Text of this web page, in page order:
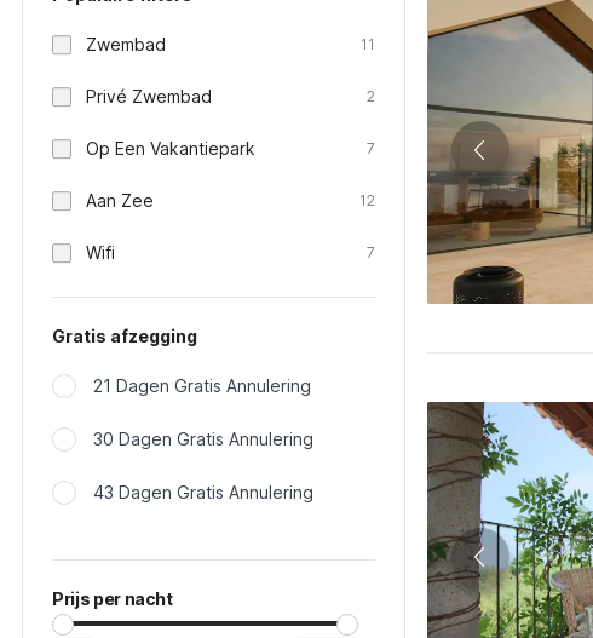
Zwembad 11
Privé Zwembad 2
Op Een Vakantiepark 7
Aan Zee 12
Wifi 7
Gratis afzegging
21 Dagen Gratis Annulering
30 Dagen Gratis Annulering
43 Dagen Gratis Annulering
Prijs per nacht